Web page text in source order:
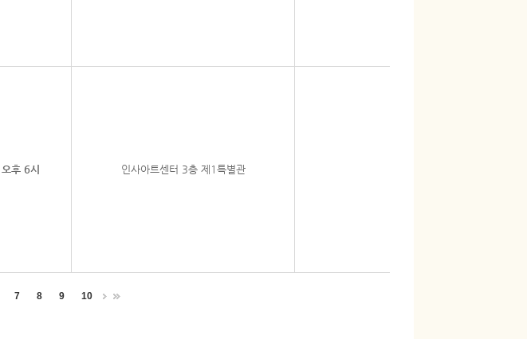
후 6시 인사아트센터 3층 제1특별관
7 8 9 10